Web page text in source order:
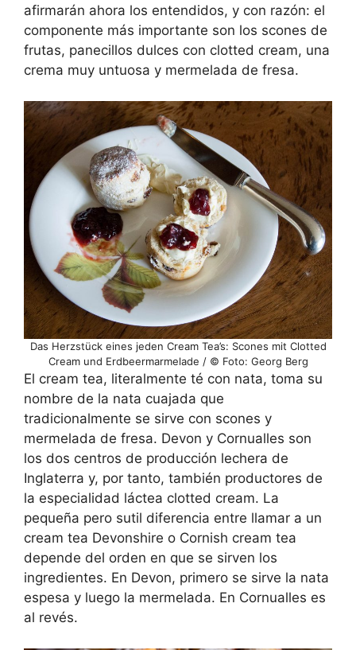
afirmarán ahora los entendidos, y con razón: el
componente más importante son los scones de
frutas, panecillos dulces con clotted cream, una
crema muy untuosa y mermelada de fresa.
Das Herzstück eines jeden Cream Tea’s: Scones mit Clotted
Cream und Erdbeermarmelade / © Foto: Georg Berg
El cream tea, literalmente té con nata, toma su
nombre de la nata cuajada que
tradicionalmente se sirve con scones y
mermelada de fresa. Devon y Cornualles son
los dos centros de producción lechera de
Inglaterra y, por tanto, también productores de
la especialidad láctea clotted cream. La
pequeña pero sutil diferencia entre llamar a un
cream tea Devonshire o Cornish cream tea
depende del orden en que se sirven los
ingredientes. En Devon, primero se sirve la nata
espesa y luego la mermelada. En Cornualles es
al revés.